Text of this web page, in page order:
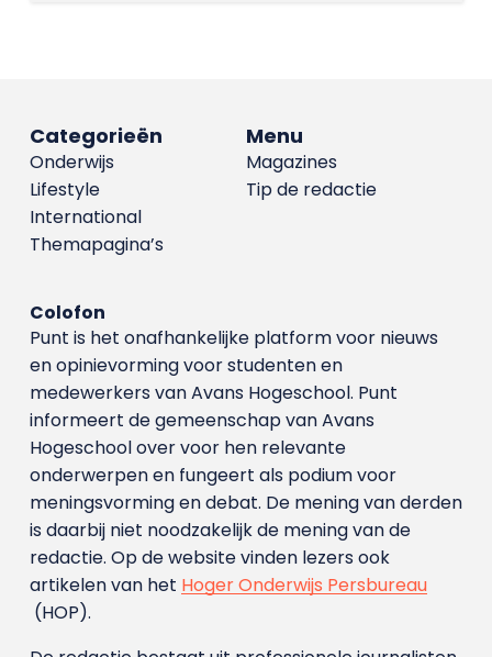
Menu
Magazines
Tip de redactie
Categorieën
Onderwijs
Lifestyle
International
Themapagina’s
Colofon
Punt is het onafhankelijke platform voor nieuws
en opinievorming voor studenten en
medewerkers van Avans Hoge­school. Punt
informeert de gemeenschap van Avans
Hogeschool over voor hen relevante
onderwerpen en fungeert als podium voor
meningsvorming en debat. De mening van derden
is daarbij niet noodzakelijk de mening van de
redactie. Op de website vinden lezers ook
artikelen van het Hoger Onderwijs Persbureau
(HOP).